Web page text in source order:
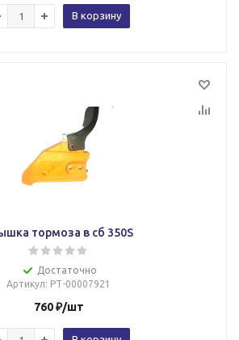
В корзину
тормоза в сб 350S
Достаточно
Артикул: РТ-00007921
760₽/шт